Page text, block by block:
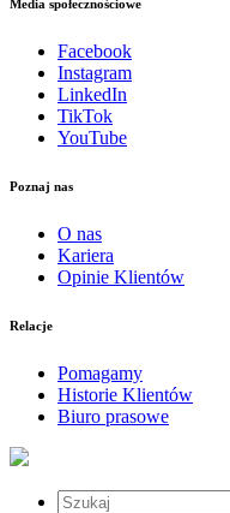
Media społecznościowe
Facebook
Instagram
LinkedIn
TikTok
YouTube
Poznaj nas
O nas
Kariera
Opinie Klientów
Relacje
Pomagamy
Historie Klientów
Biuro prasowe